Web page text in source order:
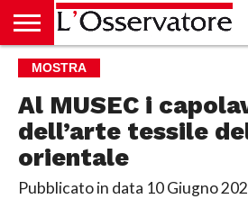
HOME
CULTURA
ECONOMIA
RUBRICHE
ARCHIVIO
PODCAST
ABBONAMENTO
CHI
ACCEDI
MOSTRA
Al MUSEC i
dell’arte tessile
orientale
Pubblicato in data 10 Giugno